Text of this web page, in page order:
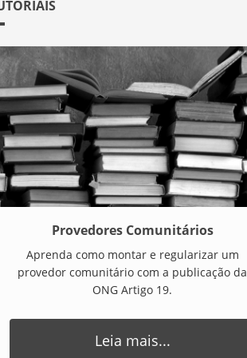
Provedores Comunitários
Aprenda como montar e regularizar um
provedor comunitário com a publicação da
ONG Artigo 19.
Leia mais...